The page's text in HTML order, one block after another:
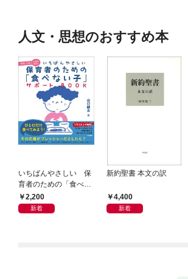
人文・思想のおすすめ本
いちばんやさしい 保
育者のための「食べな
い子」サポートＢＯＯ
Ｋ 偏食・少食のお悩
2,200
新着
新約聖書 本文の訳
4,400
新着